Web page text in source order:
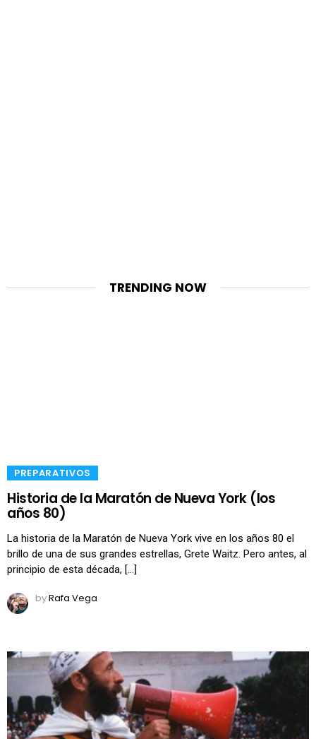
TRENDING NOW
​PREPARATIVOS
Historia de la Maratón de Nueva York (los
años 80)
La historia de la Maratón de Nueva York vive en los años 80 el
brillo de una de sus grandes estrellas, Grete Waitz. Pero antes, al
principio de esta década, […]
byRafa Vega